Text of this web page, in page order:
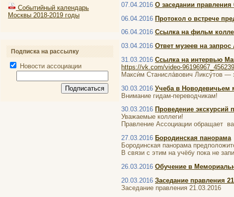
Событийный календарь
Москвы 2018-2019 годы
Подписка на рассылку
Новости ассоциации
07.04.2016 О заседании правления
06.04.2016 Протокол о встрече
06.04.2016 Ссылка на фильм
03.04.2016 Ответ музеев на запрос
31.03.2016 Ссылка на интервью
https://vk.com/video-
Макси́м Станисла́вович Ликсу́тов —
30.03.2016 Учеба в Новодевичьем
Внимание гидам-переводчикам!
30.03.2016 Проведение экскурсий
Уважаемые коллеги!
Правление Ассоциации обращает
27.03.2016 Бородинская панорама
Бородинская панорама
В связи с этим на учёбу пока не
26.03.2016 Обучение в
20.03.2016 Заседание правления
Заседание правления 21.03.2016